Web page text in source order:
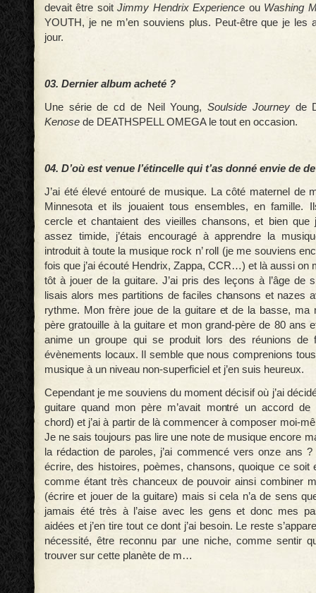
devait être soitJimmy Hendrix Experience ou Washing
YOUTH, je ne m’en souviens plus. Peut-être que je les
jour.
03. Dernier album acheté ?
Une série de cd de Neil Young,Soulside Journeyde
Kenose de DEATHSPELL OMEGA le tout en occasion.
04. D’où est venue l’étincelle qui t’as donné envie de
J’ai été élevé entouré de musique. La côté maternel de
Minnesota et ils jouaient tous ensembles, en famille.
cercle et chantaient des vieilles chansons, et bien que
assez timide, j’étais encouragé à apprendre la
introduit à toute la musique rock n’ roll (je me souviens
fois que j’ai écouté Hendrix, Zappa, CCR…) et là aussi on
tôt à jouer de la guitare. J’ai pris des leçons à l’âge de
lisais alors mes partitions de faciles chansons et nazes
rythme. Mon frère joue de la guitare et de la basse, ma
père gratouille à la guitare et mon grand-père de 80 ans
anime un groupe qui se produit lors des réunions de
évènements locaux. Il semble que nous comprenions
musique à un niveau non-superficiel et j’en suis heureux.
Cependant je me souviens du moment décisif où j’ai
guitare quand mon père m’avait montré un accord de
chord) et j’ai à partir de là commencer à composer moi-
Je ne sais toujours pas lire une note de musique encore
la rédaction de paroles, j’ai commencé vers onze ans ?
écrire, des histoires, poèmes, chansons, quoique ce soit
comme étant très chanceux de pouvoir ainsi combiner
(écrire et jouer de la guitare) mais si cela n’a de sens
jamais été très à l’aise avec les gens et donc mes
aidées et j’en tire tout ce dont j’ai besoin. Le reste
nécessité, être reconnu par une niche, comme sentir
trouver sur cette planète de m…